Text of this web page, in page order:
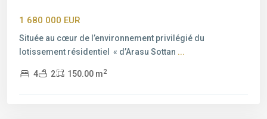
1 680 000 EUR
Située au cœur de l’environnement privilégié du
lotissement résidentiel ​ « d’Arasu Sottan ...
4 2 150.00 m2
mer,
Cala
Rossa,
Vecchio ,